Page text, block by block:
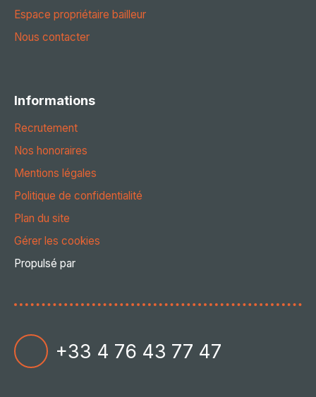
Espace propriétaire bailleur
Nous contacter
Informations
Recrutement
Nos honoraires
Mentions légales
Politique de confidentialité
Plan du site
Gérer les cookies
Propulsé par
+33 4 76 43 77 47